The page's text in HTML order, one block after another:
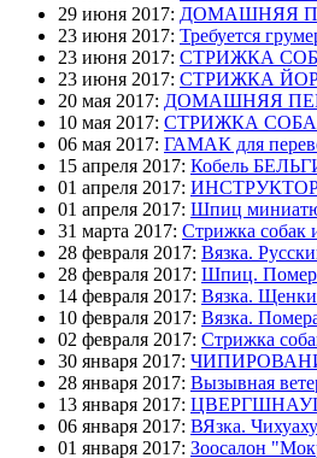
29 июня 2017: ДОМАШНЯЯ
23 июня 2017: Требуется
23 июня 2017: СТРИЖКА
23 июня 2017: CТРИЖКА
20 мая 2017: ДОМАШНЯЯ
10 мая 2017: СТРИЖКА
06 мая 2017: ГАМАК для
15 апреля 2017: Кобель
01 апреля 2017:
01 апреля 2017: Шпиц
31 марта 2017: Стрижка собак
28 февраля 2017: Вязка.
28 февраля 2017: Шпиц.
14 февраля 2017: Вязка.
10 февраля 2017: Вязка.
02 февраля 2017: Стрижка
30 января 2017:
28 января 2017: Вызывная
13 января 2017:
06 января 2017: ВЯзка.
01 января 2017: Зоосалон